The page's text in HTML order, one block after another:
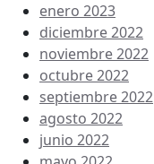
enero 2023
diciembre 2022
noviembre 2022
octubre 2022
septiembre 2022
agosto 2022
junio 2022